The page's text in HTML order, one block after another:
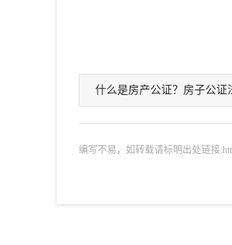
什么是房产公证？房子公证
编写不易，如转载请标明出处链接